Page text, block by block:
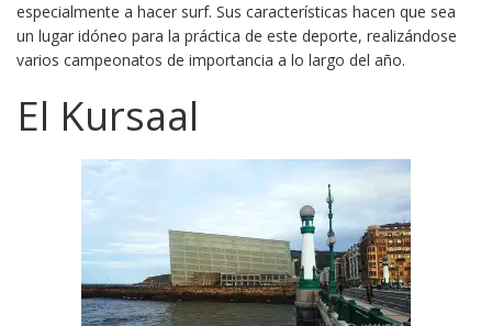
especialmente a hacer surf. Sus características hacen que sea
un lugar idóneo para la práctica de este deporte, realizándose
varios campeonatos de importancia a lo largo del año.
El Kursaal